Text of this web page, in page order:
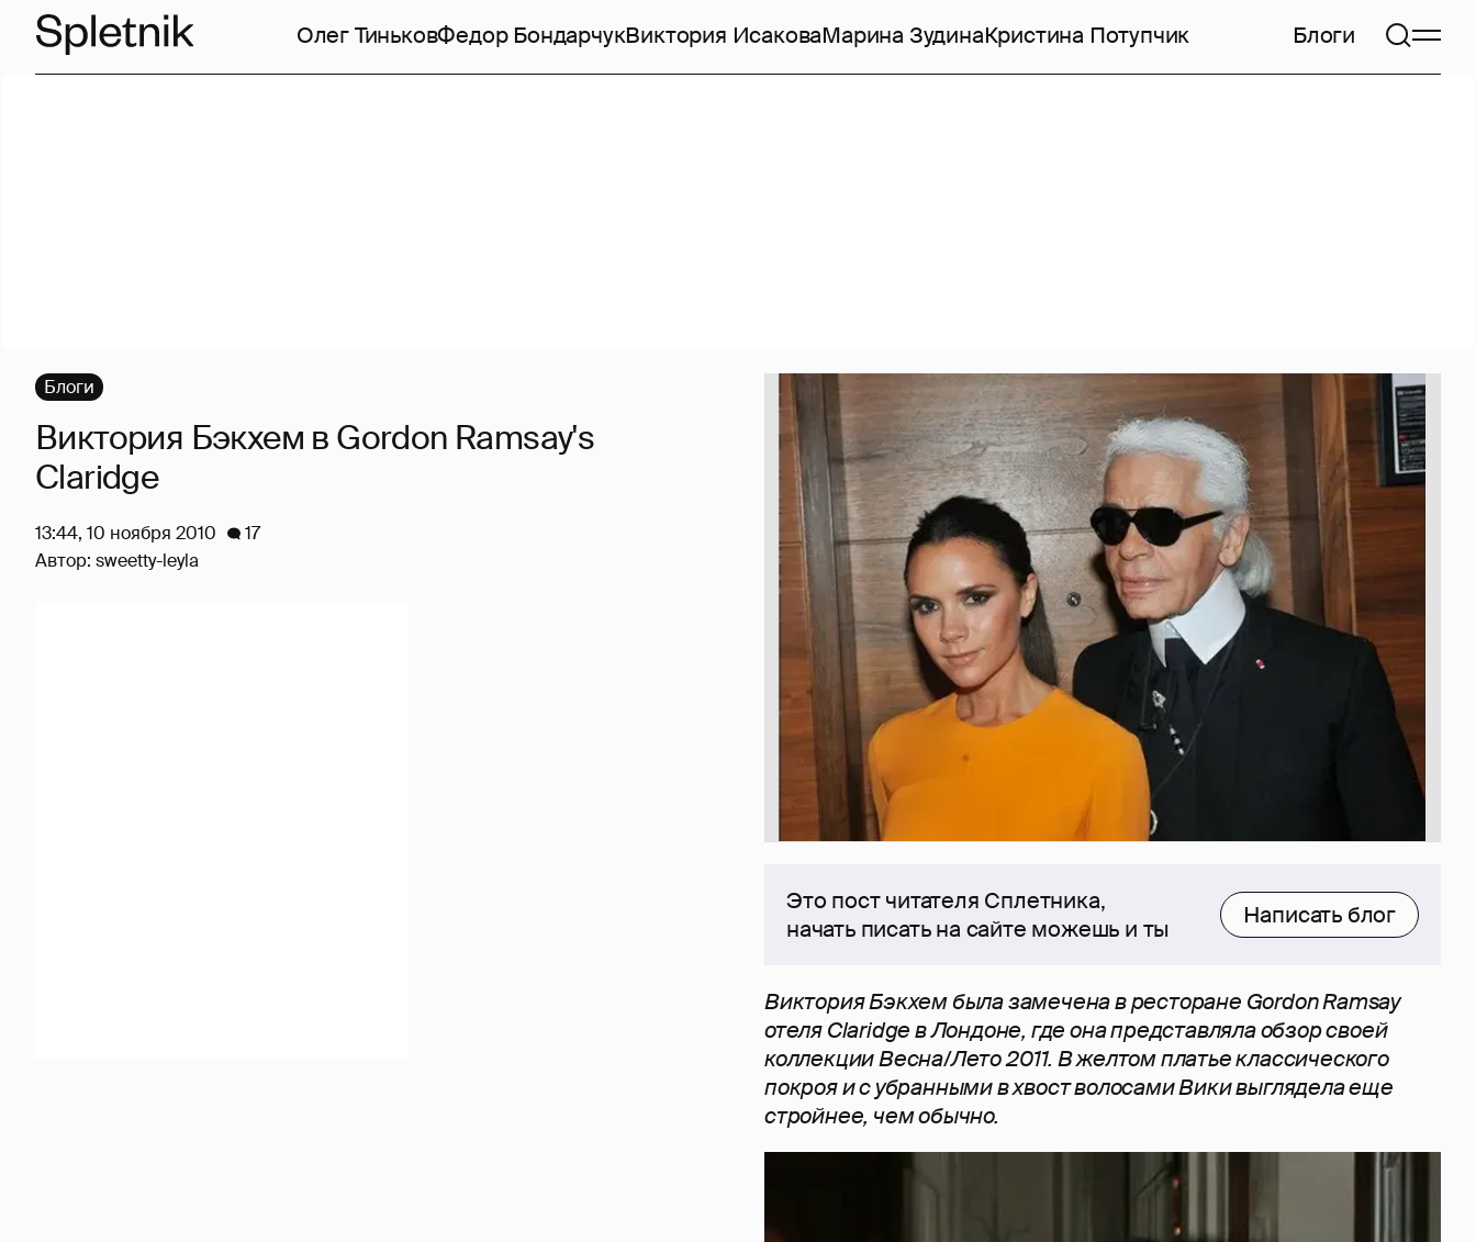
Олег ТиньковФедор БондарчукВиктория ИсаковаМарина ЗудинаКристина Потупчик Блоги
Это пост читателя Сплетника,
начать писать на сайте можешь и ты
Написать блог
Виктория Бэкхем была замечена в ресторане Gordon Ramsay
отеля Claridge в Лондоне, где она представляла обзор своей
коллекции Весна/Лето 2011. В желтом платье классического
покроя и с убранными в хвост волосами Вики выглядела еще
стройнее, чем обычно.
Блоги
Виктория Бэкхем в Gordon Ramsay's
Claridge
13:44, 10 ноября 2010
17
Автор: sweetty-leyla